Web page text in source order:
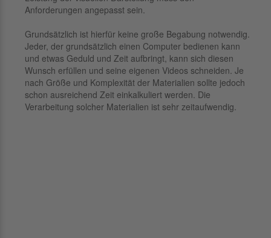
Anforderungen angepasst sein.
Grundsätzlich ist hierfür keine große Begabung notwendig.
Jeder, der grundsätzlich einen Computer bedienen kann
und etwas Geduld und Zeit aufbringt, kann sich diesen
Wunsch erfüllen und seine eigenen Videos schneiden. Je
nach Größe und Komplexität der Materialien sollte jedoch
schon ausreichend Zeit einkalkuliert werden. Die
Verarbeitung solcher Materialien ist sehr zeitaufwendig.